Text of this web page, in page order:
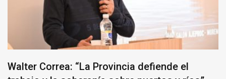
Walter Correa: “La Provincia defiende el